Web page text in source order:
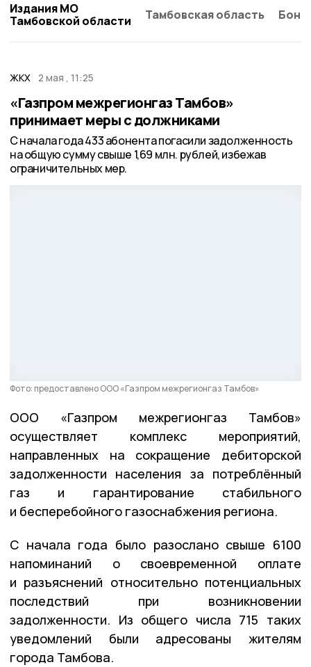
Издания МО
Тамбовской области
Тамбовская область
ЖКХ 2 мая , 11:25
«Газпром межрегионгаз Тамбов»
принимает меры с должниками
С начала года 433 абонента погасили задолженность
на общую сумму свыше 1,69 млн. рублей, избежав
ограничительных мер.
Фото: предоставлено ООО «Газпром межрегионгаз Тамбов»
ООО «Газпром межрегионгаз Тамбов»
осуществляет комплекс мероприятий,
направленных на сокращение дебиторской
задолженности населения за потреблённый
газ и гарантирование стабильного
и бесперебойного газоснабжения региона.
С начала года было разослано свыше 6100
напоминаний о своевременной оплате
и разъяснений относительно потенциальных
последствий при возникновении
задолженности. Из общего числа 715 таких
уведомлений были адресованы жителям
города Тамбова.